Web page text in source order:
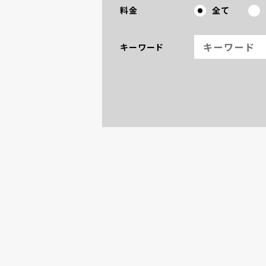
料金 全て
キーワード 検索キーワード